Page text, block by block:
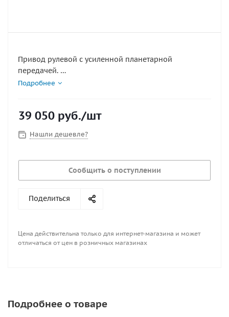
Привод рулевой с усиленной планетарной
передачей.
Используется совместно с регулятором наклонным
Минимальный радиус изгиба кабеля 200 мм.
половиной оборота с минимальным возвратным
Применяется с рулевым тросом M66.
Рулевое колесо устанавливается только при наличии
регулятора наклонного X.52.
Регулятор наклонный рулевого привода X.52
заказывается отдельно.
Подробнее
39 050 руб./шт
Нашли дешевле?
Сообщить о поступлении
Поделиться
Цена действительна только для интернет-магазина и может
отличаться от цен в розничных магазинах
Подробнее о товаре